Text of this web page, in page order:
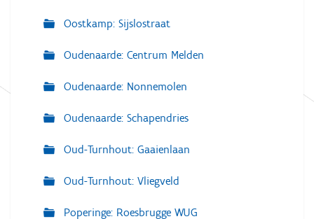
Oostkamp: Sijslostraat
Oudenaarde: Centrum Melden
Oudenaarde: Nonnemolen
Oudenaarde: Schapendries
Oud-Turnhout: Gaaienlaan
Oud-Turnhout: Vliegveld
Poperinge: Roesbrugge WUG